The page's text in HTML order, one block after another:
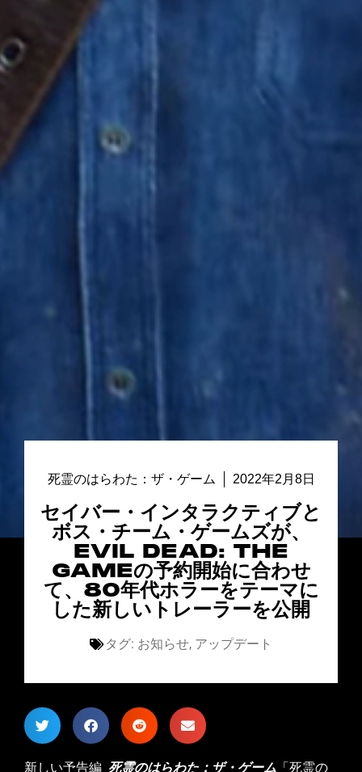
死霊のはらわた：ザ・ゲーム 2022年2月8日
セイバー・インタラクティブと
ボス・チーム・ゲームズが、
EVIL DEAD: THE
GAMEの予約開始に合わせ
て、80年代ホラーをテーマに
した新しいトレーラーを公開
タグ: お知らせ, アップデート
新しい予告編 死霊のはらわた：ザ・ゲーム 「死霊の